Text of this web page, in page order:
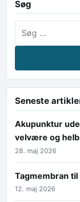
Søg
Seneste
Akupunktur
velvære og
28. maj 2026
Tagmembran
12. maj 2026